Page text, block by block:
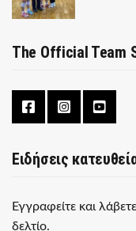
The Official Team
Ειδήσεις
Εγγραφείτε και
δελτίο.